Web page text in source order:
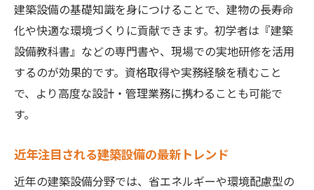
建築設備の基礎知識を身につけることで、建物の長寿命
化や快適な環境づくりに貢献できます。初学者は『建築
設備教科書』などの専門書や、現場での実地研修を活用
するのが効果的です。資格取得や実務経験を積むこと
で、より高度な設計・管理業務に携わることも可能で
す。
近年注目される建築設備の最新トレンド
近年の建築設備分野では、省エネルギーや環境配慮型の